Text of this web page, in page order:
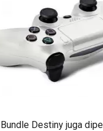
Bundle Destiny juga